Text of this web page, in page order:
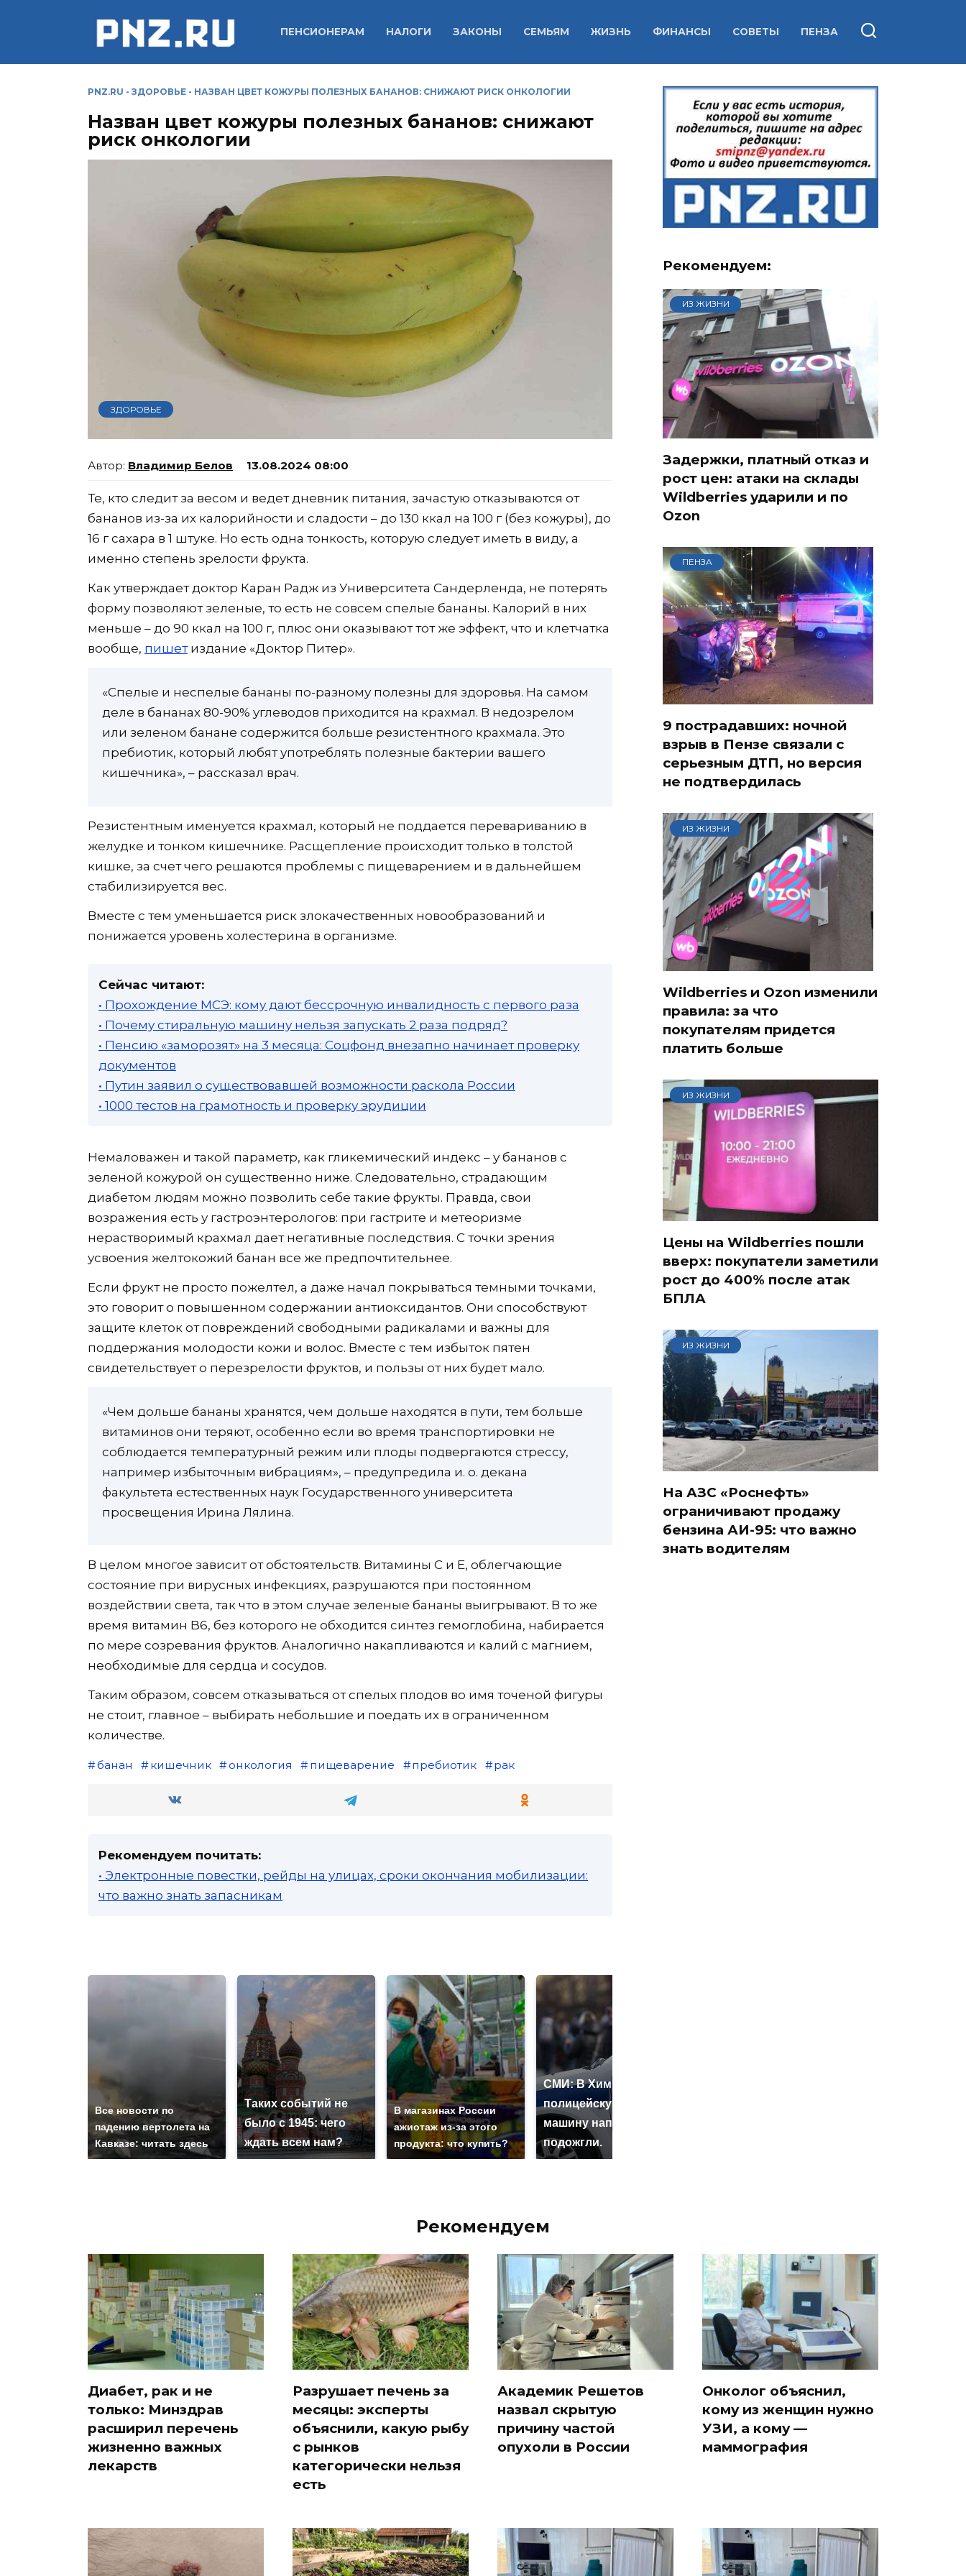
ПЕНСИОНЕРАМ НАЛОГИ ЗАКОНЫ СЕМЬЯМ ЖИЗНЬ ФИНАНСЫ СОВЕТЫ ПЕНЗА
PNZ.RU - ЗДОРОВЬЕ - НАЗВАН ЦВЕТ КОЖУРЫ ПОЛЕЗНЫХ БАНАНОВ: СНИЖАЮТ РИСК ОНКОЛОГИИ
Назван цвет кожуры полезных бананов: снижают
риск онкологии
ЗДОРОВЬЕ
Владимир Белов 13.08.2024 08:00
Те, кто следит за весом и ведет дневник питания, зачастую отказываются от
бананов из-за их калорийности и сладости – до 130 ккал на 100 г (без кожуры), до
16 г сахара в 1 штуке. Но есть одна тонкость, которую следует иметь в виду, а
именно степень зрелости фрукта.
Как утверждает доктор Каран Радж из Университета Сандерленда, не потерять
форму позволяют зеленые, то есть не совсем спелые бананы. Калорий в них
меньше – до 90 ккал на 100 г, плюс они оказывают тот же эффект, что и клетчатка
вообще, пишетиздание «Доктор Питер».
«Спелые и неспелые бананы по-разному полезны для здоровья. На самом
деле в бананах 80-90% углеводов приходится на крахмал. В недозрелом
или зеленом банане содержится больше резистентного крахмала. Это
пребиотик, который любят употреблять полезные бактерии вашего
кишечника», – рассказал врач.
Резистентным именуется крахмал, который не поддается перевариванию в
желудке и тонком кишечнике. Расщепление происходит только в толстой
кишке, за счет чего решаются проблемы с пищеварением и в дальнейшем
стабилизируется вес.
Вместе с тем уменьшается риск злокачественных новообразований и
понижается уровень холестерина в организме.
Сейчас читают:
• Прохождение МСЭ: кому дают бессрочную инвалидность с первого раза
• Почему стиральную машину нельзя запускать 2 раза подряд?
• Пенсию «заморозят» на 3 месяца: Соцфонд внезапно начинает проверку
документов
• Путин заявил о существовавшей возможности раскола России
• 1000 тестов на грамотность и проверку эрудиции
Немаловажен и такой параметр, как гликемический индекс – у бананов с
зеленой кожурой он существенно ниже. Следовательно, страдающим
диабетом людям можно позволить себе такие фрукты. Правда, свои
возражения есть у гастроэнтерологов: при гастрите и метеоризме
нерастворимый крахмал дает негативные последствия. С точки зрения
усвоения желтокожий банан все же предпочтительнее.
Если фрукт не просто пожелтел, а даже начал покрываться темными точками,
это говорит о повышенном содержании антиоксидантов. Они способствуют
защите клеток от повреждений свободными радикалами и важны для
поддержания молодости кожи и волос. Вместе с тем избыток пятен
свидетельствует о перезрелости фруктов, и пользы от них будет мало.
«Чем дольше бананы хранятся, чем дольше находятся в пути, тем больше
витаминов они теряют, особенно если во время транспортировки не
соблюдается температурный режим или плоды подвергаются стрессу,
например избыточным вибрациям», – предупредила и. о. декана
факультета естественных наук Государственного университета
просвещения Ирина Лялина.
В целом многое зависит от обстоятельств. Витамины С и Е, облегчающие
состояние при вирусных инфекциях, разрушаются при постоянном
воздействии света, так что в этом случае зеленые бананы выигрывают. В то же
время витамин B6, без которого не обходится синтез гемоглобина, набирается
по мере созревания фруктов. Аналогично накапливаются и калий с магнием,
необходимые для сердца и сосудов.
Таким образом, совсем отказываться от спелых плодов во имя точеной фигуры
не стоит, главное – выбирать небольшие и поедать их в ограниченном
количестве.
банан кишечник онкология пищеварение пребиотик рак
Рекомендуем почитать:
• Электронные повестки, рейды на улицах, сроки окончания мобилизации:
что важно знать запасникам
Все новости по
падению вертолета на
Кавказе: читать здесь
Таких событий не
было с 1945: чего
ждать всем нам?
В магазинах России
ажиотаж из-за этого
продукта: что купить?
СМИ: В Химках на
полицейскую
машину напали и
подожгли.
Рекомендуем:
ИЗ ЖИЗНИ
Задержки, платный отказ и
рост цен: атаки на склады
Wildberries ударили и по
Ozon
ПЕНЗА
9 пострадавших: ночной
взрыв в Пензе связали с
серьезным ДТП, но версия
не подтвердилась
ИЗ ЖИЗНИ
Wildberries и Ozon изменили
правила: за что
покупателям придется
платить больше
ИЗ ЖИЗНИ
Цены на Wildberries пошли
вверх: покупатели заметили
рост до 400% после атак
БПЛА
ИЗ ЖИЗНИ
На АЗС «Роснефть»
ограничивают продажу
бензина АИ-95: что важно
знать водителям
Рекомендуем
Диабет, рак и не
только: Минздрав
расширил перечень
жизненно важных
лекарств
Разрушает печень за
месяцы: эксперты
объяснили, какую рыбу
с рынков
категорически нельзя
есть
Академик Решетов
назвал скрытую
причину частой
опухоли в России
Онколог объяснил,
кому из женщин нужно
УЗИ, а кому —
маммография